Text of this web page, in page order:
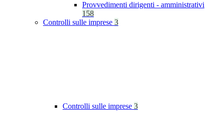
Provvedimenti dirigenti - amministrativi
158
Controlli sulle imprese 3
Controlli sulle imprese 3